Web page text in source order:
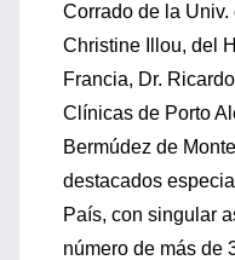
Corrado de la Univ.
Christine Illou, del
Francia, Dr.
Clínicas de Porto
Bermúdez de
destacados
País, con singular
número de más de